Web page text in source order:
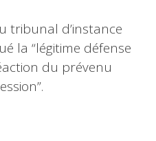
tribunal d’instance
la “légitime défense
du prévenu